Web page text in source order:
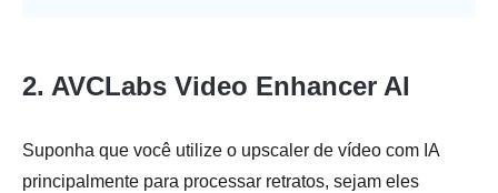
2. AVCLabs Video Enhancer AI
Suponha que você utilize o upscaler de vídeo com IA
principalmente para processar retratos, sejam eles